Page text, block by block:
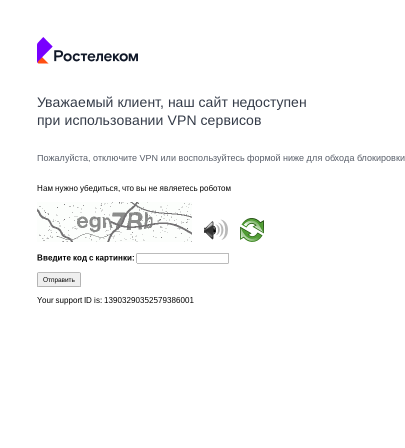
Уважаемый клиент, наш сайт недоступен
при использовании VPN сервисов
Пожалуйста, отключите VPN или воспользуйтесь формой ниже для обхода блокировки
Нам нужно убедиться, что вы не являетесь роботом
Введите код с картинки:
Отправить
Your support ID is: 13903290352579386001